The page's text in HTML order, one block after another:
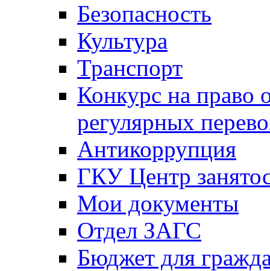
Безопасность
Культура
Транспорт
Конкурс на право
регулярных
Антикоррупция
ГКУ Центр
Мои документы
Отдел ЗАГС
Бюджет для